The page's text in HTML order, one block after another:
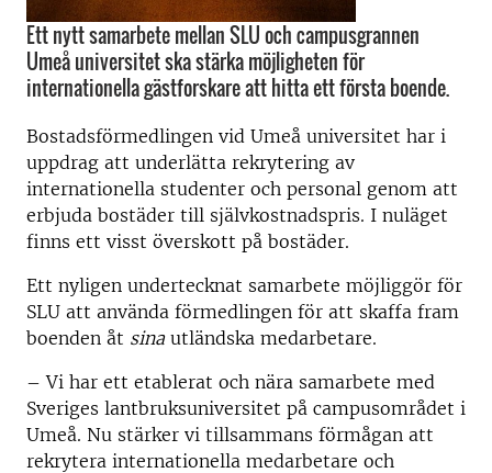
Ett nytt samarbete mellan SLU och campusgrannen
Umeå universitet ska stärka möjligheten för
internationella gästforskare att hitta ett första boende.
Bostadsförmedlingen vid Umeå universitet har i
uppdrag att underlätta rekrytering av
internationella studenter och personal genom att
erbjuda bostäder till självkostnadspris. I nuläget
finns ett visst överskott på bostäder.
Ett nyligen undertecknat samarbete möjliggör för
SLU att använda förmedlingen för att skaffa fram
boenden åt sinautländska medarbetare.
– Vi har ett etablerat och nära samarbete med
Sveriges lantbruksuniversitet på campusområdet i
Umeå. Nu stärker vi tillsammans förmågan att
rekrytera internationella medarbetare och